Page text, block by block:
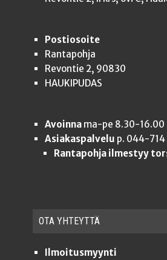
Postiosoite
Rantapohja
Revontie 2, 90830
HAUKIPUDAS
Avoinnama-pe 8.30-16.00
Asiakaspalvelu p. 044-
Rantapohja ilmestyy
OTA YHTEYT­TÄ
Ilmoitusmyynti